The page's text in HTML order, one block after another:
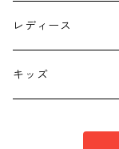
トップス
ボトムス
レディース
トップス
キッズ